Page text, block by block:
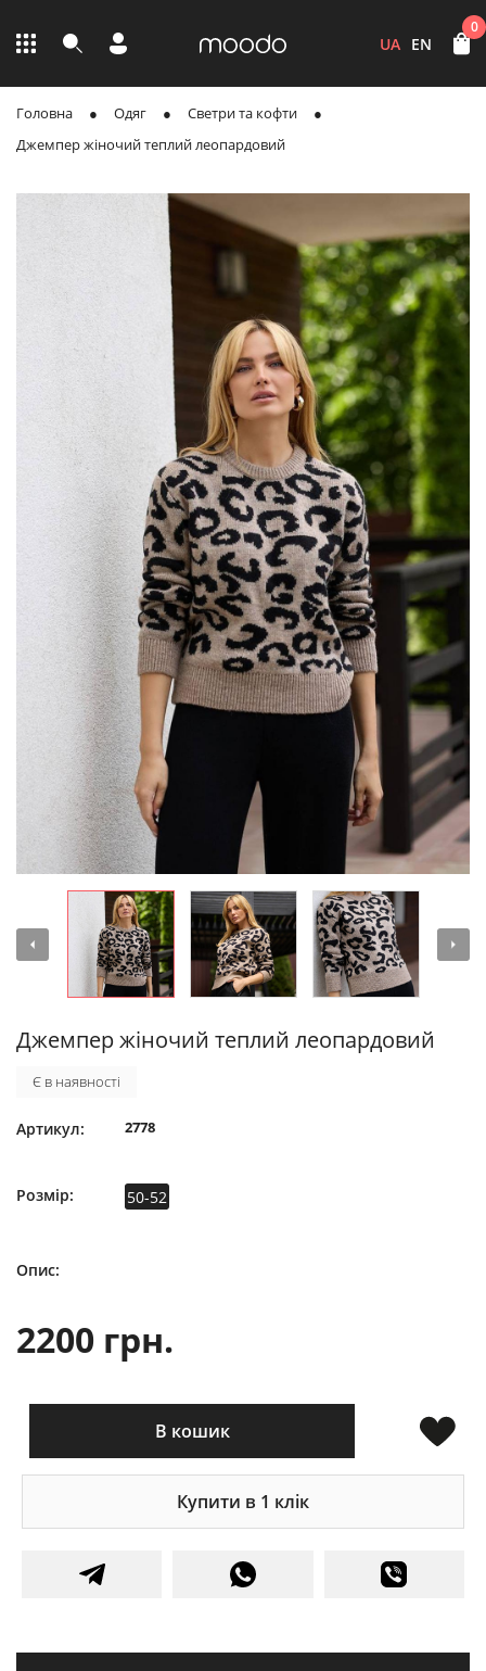
UA EN
0
Головна Одяг
Светри та кофти
Джемпер жіночий теплий леопардовий
Джемпер жіночий теплий леопардовий
Є в наявності
Артикул: 2778
Розмір: 50-52
Опис:
2200 грн.
В кошик
Купити в 1 клік